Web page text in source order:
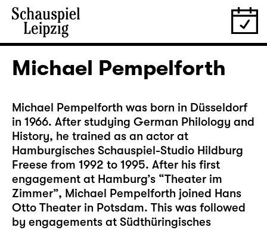
Michael Pempelforth
Michael Pempelforth was born in Düsseldorf
in 1966. After studying German Philology and
History, he trained as an actor at
Hamburgisches Schauspiel-Studio Hildburg
Freese from 1992 to 1995. After his first
engagement at Hamburg’s “Theater im
Zimmer”, Michael Pempelforth joined Hans
Otto Theater in Potsdam. This was followed
by engagements at Südthüringisches